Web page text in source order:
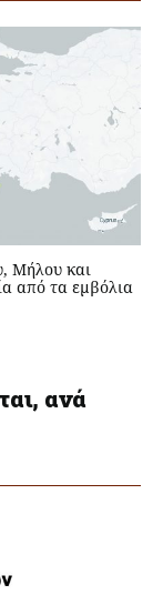
Μήλου και
από τα εμβόλια
ανά